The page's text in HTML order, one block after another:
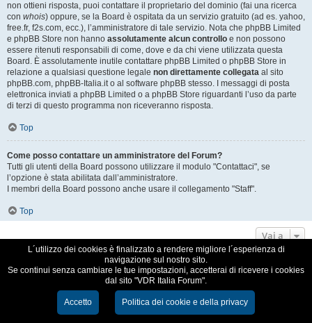
non ottieni risposta, puoi contattare il proprietario del dominio (fai una ricerca
con whois) oppure, se la Board è ospitata da un servizio gratuito (ad es. yahoo,
free.fr, f2s.com, ecc.), l’amministratore di tale servizio. Nota che phpBB Limited
e phpBB Store non hanno assolutamente alcun controllo e non possono
essere ritenuti responsabili di come, dove e da chi viene utilizzata questa
Board. È assolutamente inutile contattare phpBB Limited o phpBB Store in
relazione a qualsiasi questione legale non direttamente collegata al sito
phpBB.com, phpBB-Italia.it o al software phpBB stesso. I messaggi di posta
elettronica inviati a phpBB Limited o a phpBB Store riguardanti l’uso da parte
di terzi di questo programma non riceveranno risposta.
Top
Come posso contattare un amministratore del Forum?
Tutti gli utenti della Board possono utilizzare il modulo "Contattaci", se
l’opzione è stata abilitata dall’amministratore.
I membri della Board possono anche usare il collegamento "Staff".
Top
Vai a
VDR Italia, comunità italiana utilizzatori VDR
Traduzione Italiana phpBB-Italia.it
Cookie e Privacy
L´utilizzo dei cookies è finalizzato a rendere migliore l´esperienza di
navigazione sul nostro sito.
Se continui senza cambiare le tue impostazioni, accetterai di ricevere i cookies
dal sito "VDR Italia Forum".
Accetto Politica dei cookie e della privacy